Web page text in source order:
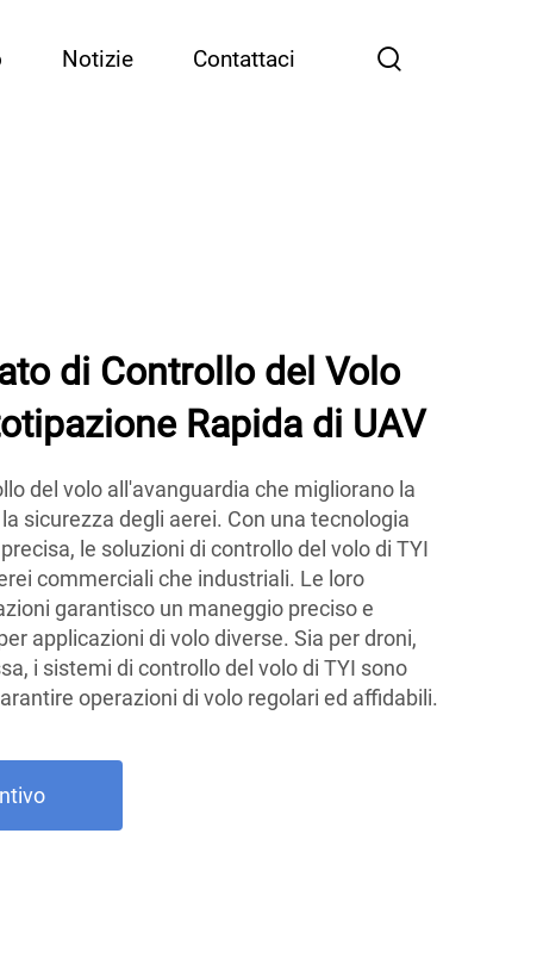
Notizie Contattaci
di Controllo del Volo
Rapida di UAV
del volo all'avanguardia che migliorano la
sicurezza degli aerei. Con una tecnologia
le soluzioni di controllo del volo di TYI
commerciali che industriali. Le loro
garantisco un maneggio preciso e
applicazioni di volo diverse. Sia per droni,
i sistemi di controllo del volo di TYI sono
operazioni di volo regolari ed affidabili.